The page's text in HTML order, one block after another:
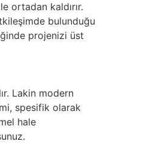
ortadan kaldırır.
bulunduğu
projenizi üst
Lakin modern
spesifik olarak
hale